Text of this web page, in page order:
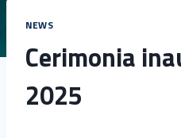
NEWS
Cerimonia
2025